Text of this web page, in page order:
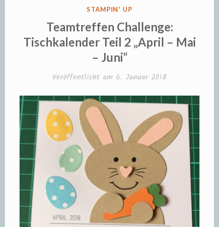
VERÖFFENTLICHT
STAMPIN' UP
Teamtreffen Challenge:
Tischkalender Teil 2 „April – Mai
– Juni“
Veröffentlicht am 6. Januar 2018